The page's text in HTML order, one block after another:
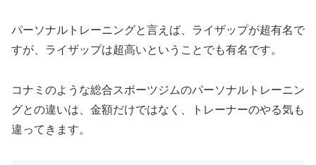
パーソナルトレーニングと言えば、ライザップが超有名で
すが、ライザップは超高いということでも有名です。
コナミのような総合スポーツジムのパーソナルトレーニン
グとの違いは、金額だけではなく、トレーナーのやる気も
違ってきます。